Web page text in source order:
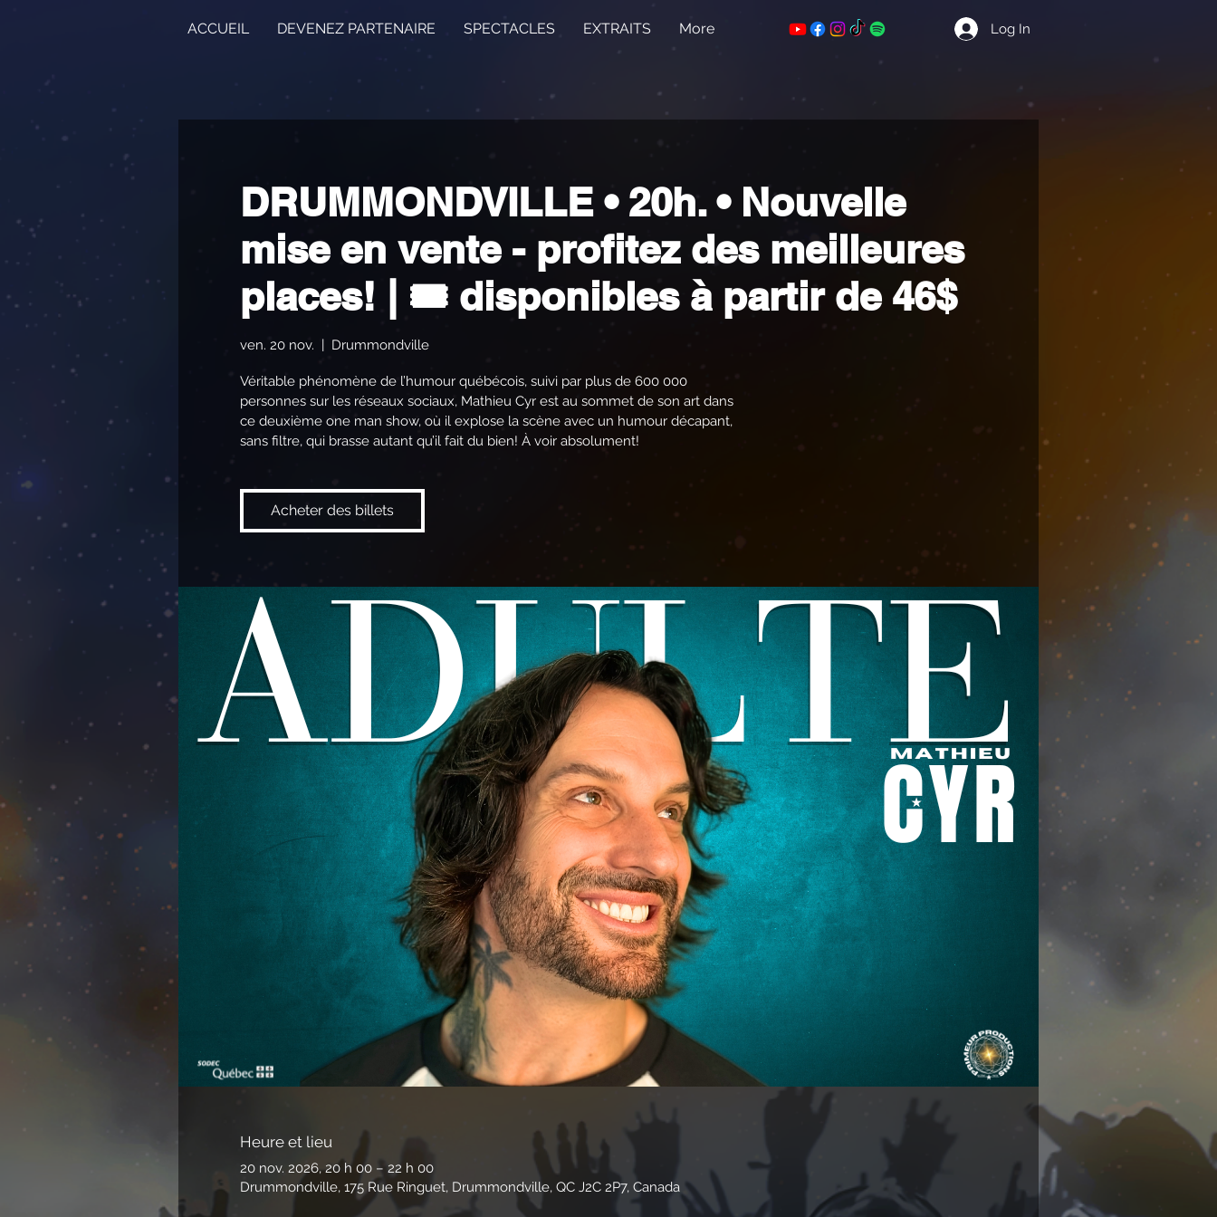
ACCUEIL DEVENEZ PARTENAIRE SPECTACLES EXTRAITS More Log In
DRUMMONDVILLE • 20h. • Nouvelle
mise en vente - profitez des meilleures
places! | 🎟️ disponibles à partir de 46$
ven. 20 nov.
  |
Drummondville
Véritable phénomène de l’humour québécois, suivi par plus de 600 000
personnes sur les réseaux sociaux, Mathieu Cyr est au sommet de son art dans
ce deuxième one man show, où il explose la scène avec un humour décapant,
sans filtre, qui brasse autant qu’il fait du bien! À voir absolument!
Acheter des billets
Heure et lieu
20 nov. 2026, 20 h 00 – 22 h 00
Drummondville, 175 Rue Ringuet, Drummondville, QC J2C 2P7, Canada